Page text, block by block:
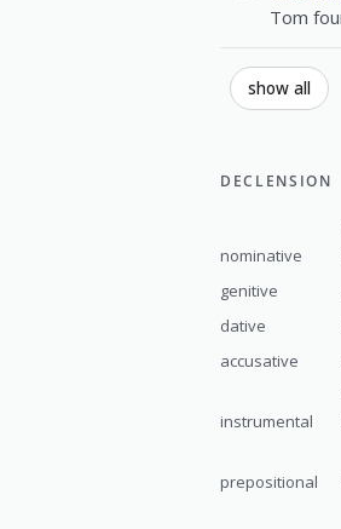
Tom
show all
DECLENSION
nominative
genitive
dative
accusative
instrumental
prepositional